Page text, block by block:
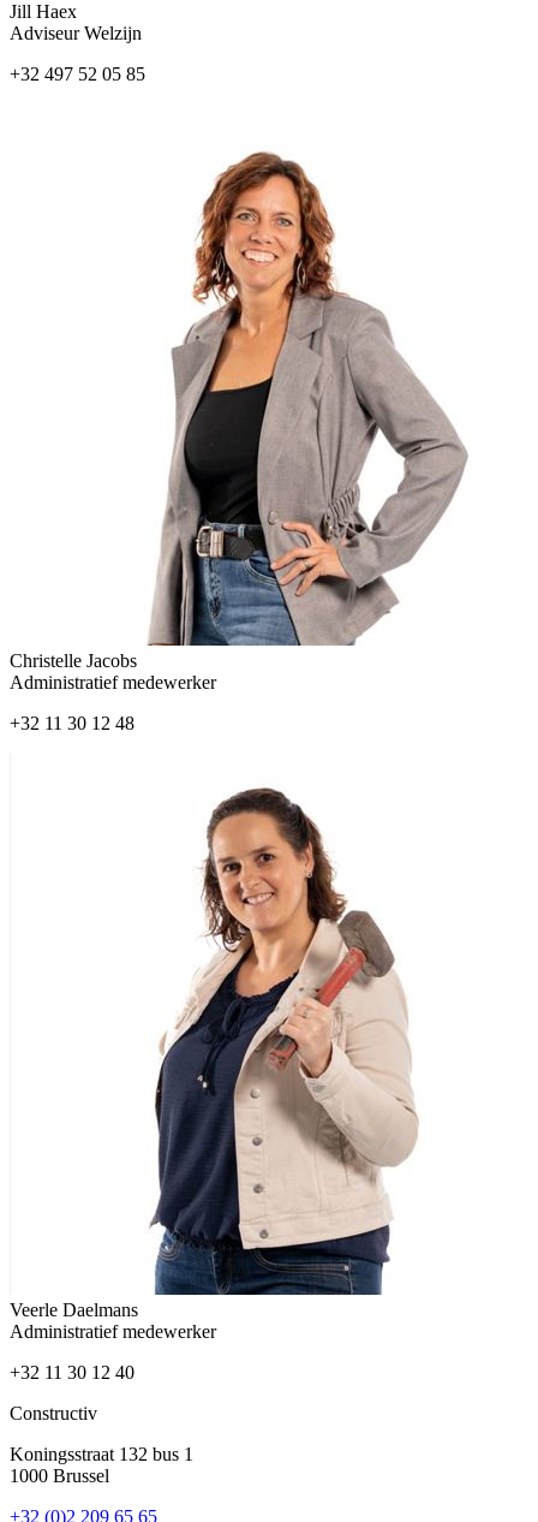
Jill Haex
Adviseur Welzijn
+32 497 52 05 85
Christelle Jacobs
Administratief medewerker
+32 11 30 12 48
Veerle Daelmans
Administratief medewerker
+32 11 30 12 40
Constructiv
Koningsstraat 132 bus 1
1000 Brussel
+32 (0)2 209 65 65